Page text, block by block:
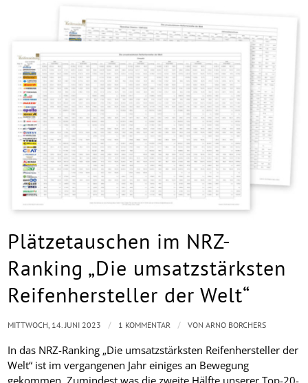
Plätzetauschen im NRZ-
Ranking „Die umsatzstärksten
Reifenhersteller der Welt“
In das NRZ-Ranking „Die umsatzstärksten Reifenhersteller der
Welt“ ist im vergangenen Jahr einiges an Bewegung
MITTWOCH, 14. JUNI 2023 / 1 KOMMENTAR / VONARNO BORCHERS